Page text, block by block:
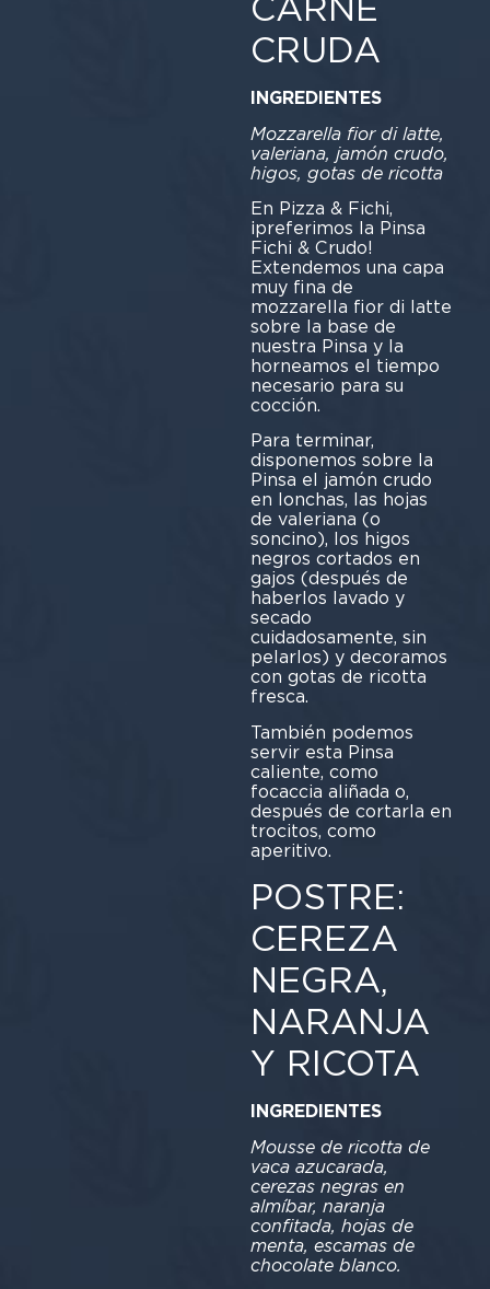
CARNE
CRUDA
INGREDIENTES
Mozzarella fior di latte,
valeriana, jamón crudo,
higos, gotas de ricotta
En Pizza & Fichi,
¡preferimos la Pinsa
Fichi & Crudo!
Extendemos una capa
muy fina de
mozzarella fior di latte
sobre la base de
nuestra Pinsa y la
horneamos el tiempo
necesario para su
cocción.
Para terminar,
disponemos sobre la
Pinsa el jamón crudo
en lonchas, las hojas
de valeriana (o
soncino), los higos
negros cortados en
gajos (después de
haberlos lavado y
secado
cuidadosamente, sin
pelarlos) y decoramos
con gotas de ricotta
fresca.
También podemos
servir esta Pinsa
caliente, como
focaccia aliñada o,
después de cortarla en
trocitos, como
aperitivo.
POSTRE:
CEREZA
NEGRA,
NARANJA
Y RICOTA
INGREDIENTES
Mousse de ricotta de
vaca azucarada,
cerezas negras en
almíbar, naranja
confitada, hojas de
menta, escamas de
chocolate blanco.